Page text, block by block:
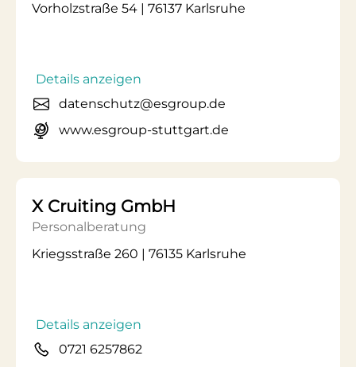
Vorholzstraße 54 | 76137 Karlsruhe
Details anzeigen
datenschutz@esgroup.de
www.esgroup-stuttgart.de
X Cruiting GmbH
Personalberatung
Kriegsstraße 260 | 76135 Karlsruhe
Details anzeigen
0721 6257862